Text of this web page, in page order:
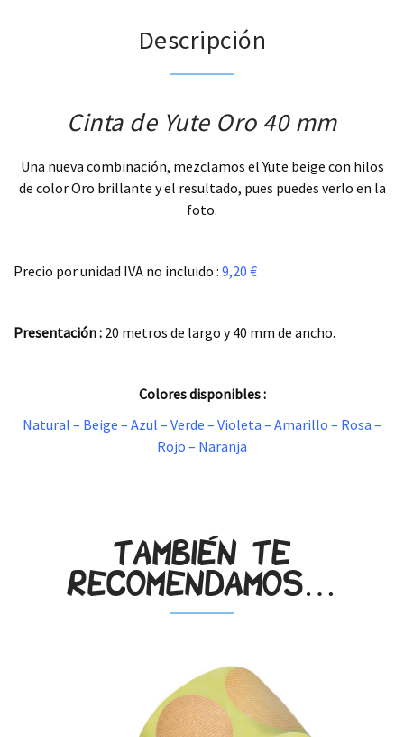
Descripción
Cinta de Yute Oro 40 mm
Una nueva combinación, mezclamos el Yute beige con hilos
de color Oro brillante y el resultado, pues puedes verlo en la
foto.
Precio por unidad IVA no incluido : 9,20 €
Presentación : 20 metros de largo y 40 mm de ancho.
Colores disponibles :
Natural – Beige – Azul – Verde – Violeta – Amarillo – Rosa –
Rojo – Naranja
También te
recomendamos…